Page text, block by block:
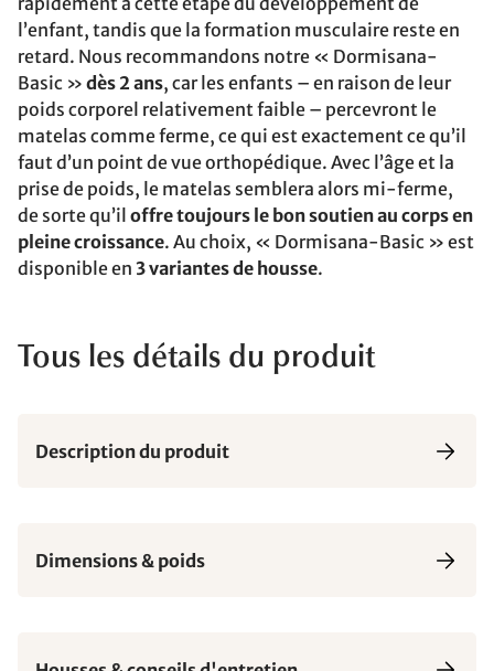
l’enfant, tandis que la formation musculaire reste en
retard. Nous recommandons notre « Dormisana-
Basic » dès 2 ans, car les enfants – en raison de leur
poids corporel relativement faible – percevront le
matelas comme ferme, ce qui est exactement ce qu’il
faut d’un point de vue orthopédique. Avec l’âge et la
prise de poids, le matelas semblera alors mi-ferme,
de sorte qu’il offre toujours le bon soutien au corps en
pleine croissance. Au choix, « Dormisana-Basic » est
disponible en 3 variantes de housse.
Tous les détails du produit
Description du produit
Dimensions & poids